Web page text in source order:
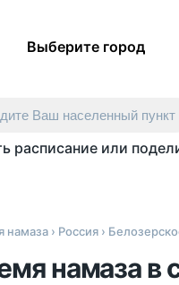
Выберите город
Ваш населенный пункт
расписание или
намаза › Россия ›
намаза в